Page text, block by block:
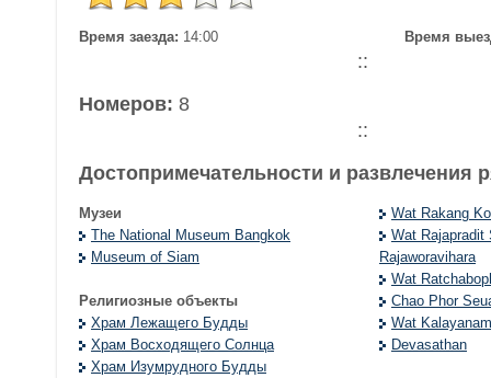
Время заезда: 14:00 Время
::
Номеров: 8
::
Достопримечательности и развлечения
Музеи
The National Museum Bangkok
Museum of Siam
Религиозные объекты
Храм Лежащего Будды
Храм Восходящего Солнца
Храм Изумрудного Будды
Wat Rakang
Wat Rajapradit
Rajaworavihara
Wat
Chao Phor
Wat
Devasathan